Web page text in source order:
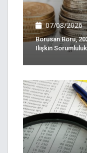
07/08/2026
Borusan Boru,
Ilişkin Sorumluluk